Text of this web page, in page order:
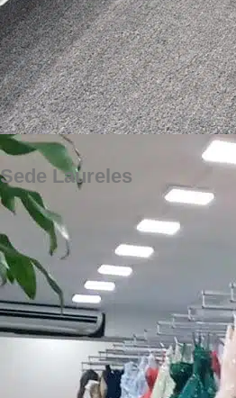
Sede Laureles